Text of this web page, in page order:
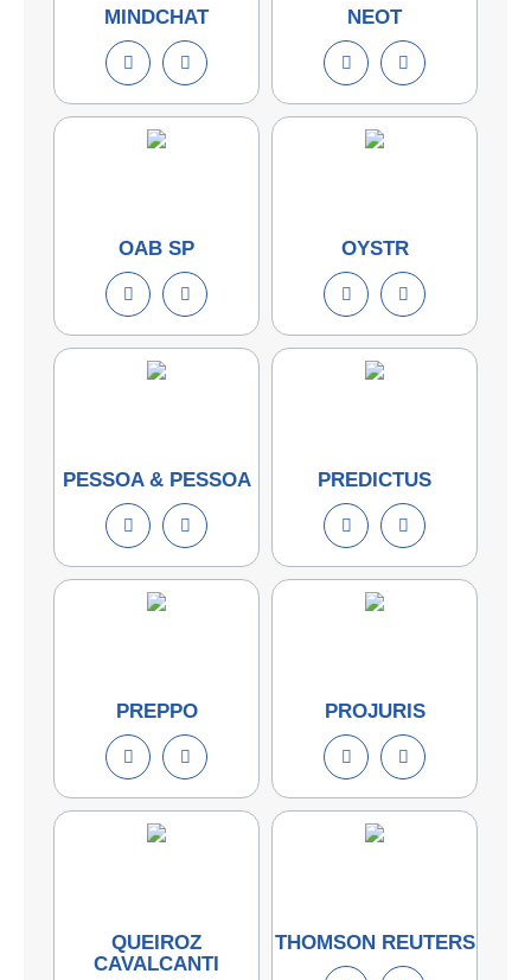
MINDCHAT NEOT
OAB SP OYSTR
PESSOA & PESSOA PREDICTUS
PREPPO PROJURIS
QUEIROZ
CAVALCANTI
THOMSON REUTERS